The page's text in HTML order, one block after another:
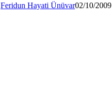
Feridun Hayati Ünüvar02/10/2009